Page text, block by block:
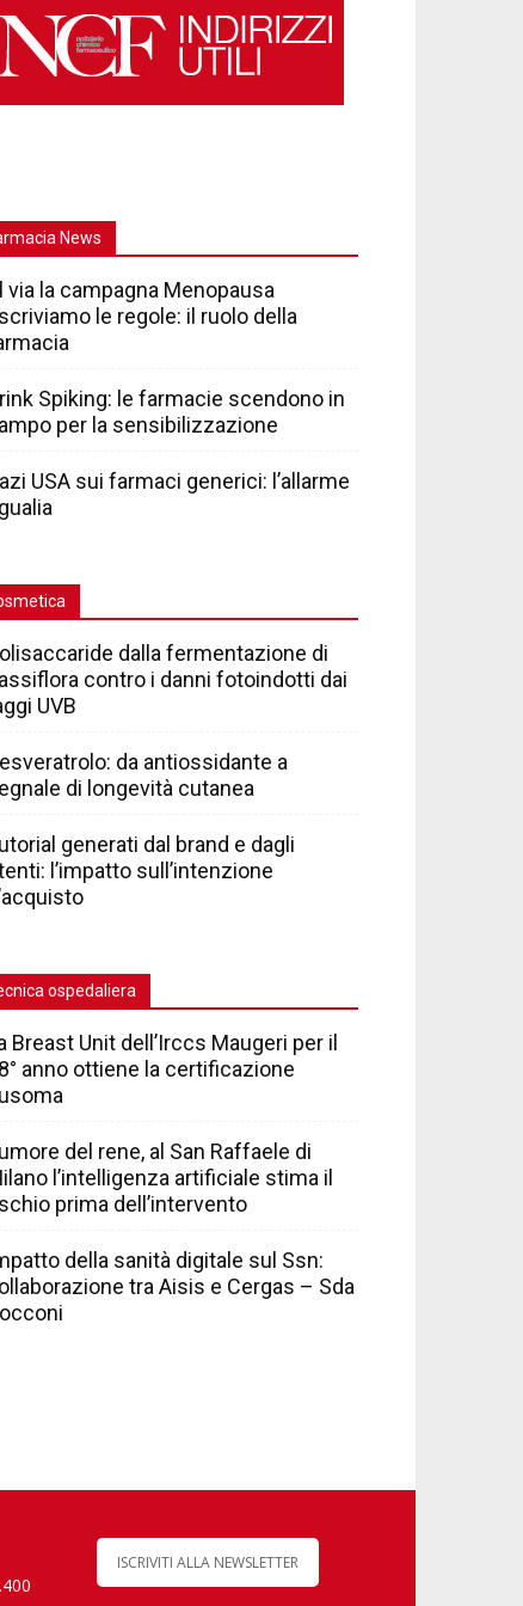
News
via la campagna Menopausa
le regole: il ruolo della
Spiking: le farmacie scendono in
per la sensibilizzazione
USA sui farmaci generici: l’allarme
dalla fermentazione di
contro i danni fotoindotti dai
UVB
da antiossidante a
di longevità cutanea
generati dal brand e dagli
l’impatto sull’intenzione
ospedaliera
Breast Unit dell’Irccs Maugeri per il
anno ottiene la certificazione
del rene, al San Raffaele di
l’intelligenza artificiale stima il
prima dell’intervento
della sanità digitale sul Ssn:
tra Aisis e Cergas – Sda
ISCRIVITI ALLA NEWSLETTER